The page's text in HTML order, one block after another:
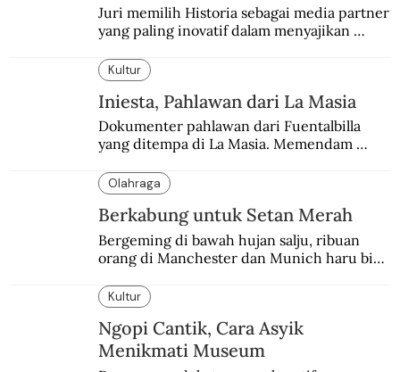
Juri memilih Historia sebagai media partner
yang paling inovatif dalam menyajikan
Kultur
Iniesta, Pahlawan dari La Masia
Dokumenter pahlawan dari Fuentalbilla
yang ditempa di La Masia. Memendam
dan dingin.
Olahraga
Berkabung untuk Setan Merah
Bergeming di bawah hujan salju, ribuan
orang di Manchester dan Munich haru biru
menimpa MU.
Kultur
Ngopi Cantik, Cara Asyik
Menikmati Museum